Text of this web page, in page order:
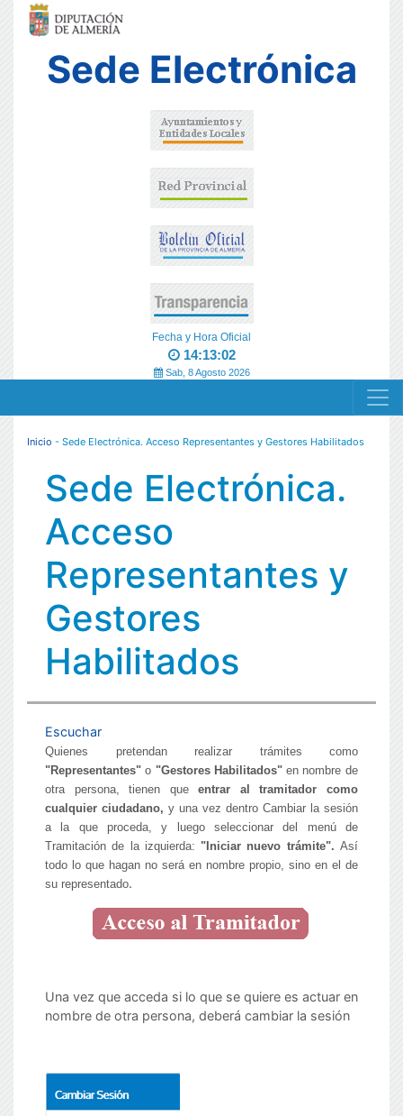
Sede Electrónica
Fecha y Hora Oficial
14:13:02
Sab, 8 Agosto 2026
MENÚ RESPONSIVE
Inicio - Sede Electrónica. Acceso Representantes y Gestores Habilitados
Sede Electrónica.
Acceso
Representantes y
Gestores
Habilitados
Escuchar
Quienes pretendan realizar trámites como
"Representantes"o "Gestores Habilitados"en nombre de
otra persona, tienen queentrar al tramitador como
cualquier ciudadano, y una vez dentro Cambiar la sesión
a la que proceda,
y luego seleccionar del menú de
Tramitación de la izquierda: "Iniciar nuevo trámite".Así
todo lo que hagan no será en nombre propio, sino en el de
su representado.
Una vez que acceda si lo que se quiere es actuar en
nombre de otra persona, deberá cambiar la sesión